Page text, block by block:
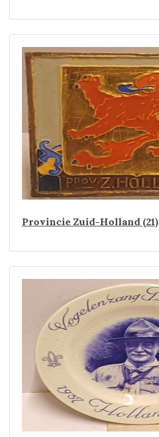
Provincie Zuid-Holland (21)